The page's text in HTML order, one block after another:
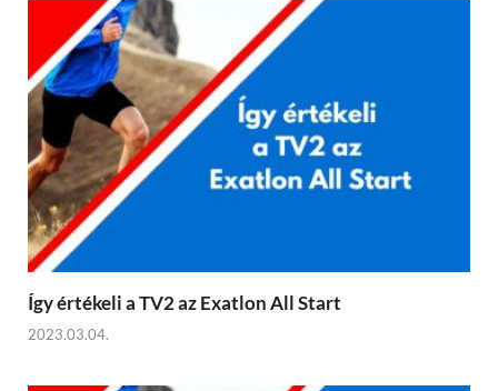
Így értékeli a TV2 az Exatlon All Start
2023.03.04.